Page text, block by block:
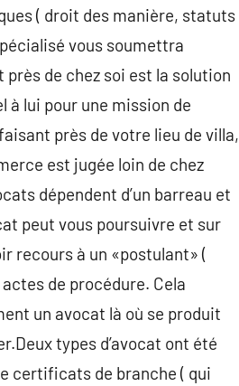
( droit des manière, statuts
vous soumettra
près de chez soi est la solution
à lui pour une mission de
près de votre lieu de villa,
est jugée loin de chez
dépendent d’un barreau et
peut vous poursuivre et sur
recours à un «postulant» (
de procédure. Cela
un avocat là où se produit
types d’avocat ont été
certificats de branche ( qui